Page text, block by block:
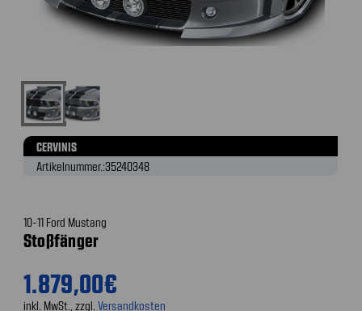
CERVINIS
Artikelnummer.:35240348
10-11 Ford Mustang
Stoßfänger
1.879,00€
inkl. MwSt., zzgl. Versandkosten